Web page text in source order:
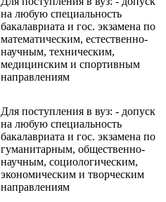
на любую специальность
бакалавриата и гос. экзамена по
математическим, естественно-
научным, техническим,
медицинским и спортивным
направлениям
Для поступления в вуз: - допуск
на любую специальность
бакалавриата и гос. экзамена по
гуманитарным, общественно-
научным, социологическим,
экономическим и творческим
направлениям